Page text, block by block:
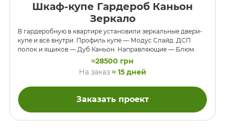
Шкаф-купе Гардероб Каньон
Зеркало
В гардеробную в квартире установили зеркальные двери-
купе и всё внутри. Профиль купе — Модус Слайд. ДСП
полок и ящиков — Дуб Каньон. Направляющие — Блюм.
≈28500 грн
На заказ ≈ 15 дней
Заказать проект